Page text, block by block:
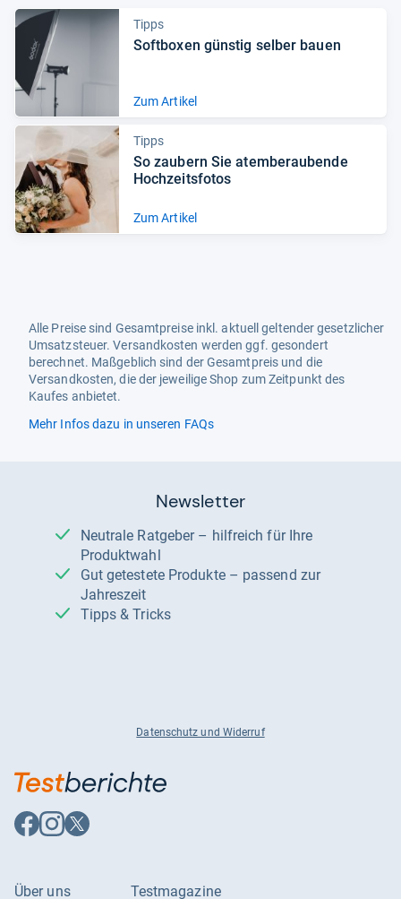
Tipps
Soft­bo­xen güns­tig sel­ber bauen
Zum Artikel
Tipps
So zau­bern Sie atem­be­rau­bende
Hoch­zeits­fo­tos
Zum Artikel
Alle Preise sind Gesamtpreise inkl. aktuell geltender gesetzlicher
Umsatzsteuer. Versandkosten werden ggf. gesondert
berechnet. Maßgeblich sind der Gesamtpreis und die
Versandkosten, die der jeweilige Shop zum Zeitpunkt des
Kaufes anbietet.
Mehr Infos dazu in unseren FAQs
Newsletter
Neutrale Ratgeber – hilfreich für Ihre
Produktwahl
Gut getestete Produkte – passend zur
Jahreszeit
Tipps & Tricks
Datenschutz und Widerruf
Auf
Facebook
Auf
Instagram
Auf
X
Über uns Testmagazine